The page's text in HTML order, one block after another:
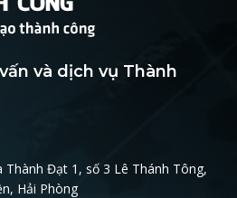
và dịch vụ Thành
Thành Đạt 1, số 3 Lê Thánh Tông,
Hải Phòng